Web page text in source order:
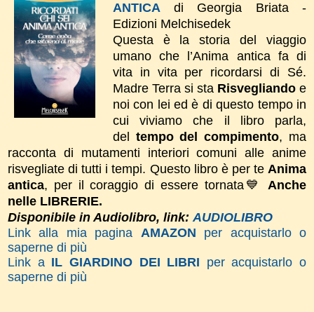
ANTICA
di Georgia Briata -
Edizioni Melchisedek
Questa è la storia del viaggio
umano che l’Anima antica fa di
vita in vita per ricordarsi di Sé.
Madre Terra si sta Risvegliandoe
noi con lei ed è di questo tempo in
cui viviamo che il libro parla,
del tempo del compimento, ma
racconta di mutamenti interiori comuni alle anime
risvegliate di tutti i tempi. Questo libro è per te Anima
antica, per il coraggio di essere tornata💙 Anche
nelle LIBRERIE.
Disponibile in Audiolibro, link:AUDIOLIBRO
Link alla mia pagina AMAZON per acquistarlo o
saperne di più
Link a IL GIARDINO DEI LIBRI per acquistarlo o
saperne di più